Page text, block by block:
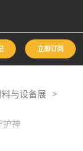
立即订阅
与设备展
神